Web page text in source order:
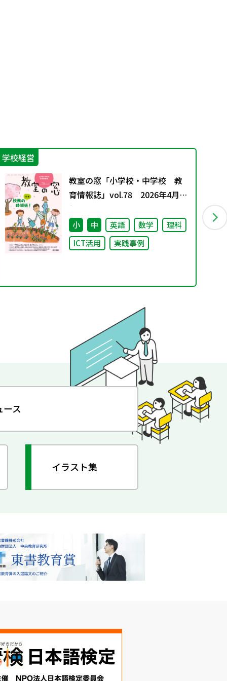
学校経営
教室の窓「小学校・中学校 教
育情報誌」vol.78 2026年4月発
行
小 中 英語 数学
理科
ICT活用
実践事例
ース
イラスト集